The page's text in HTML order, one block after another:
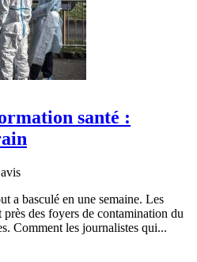
santé :
avis
a basculé en une semaine. Les
des foyers de contamination du
Comment les journalistes qui...